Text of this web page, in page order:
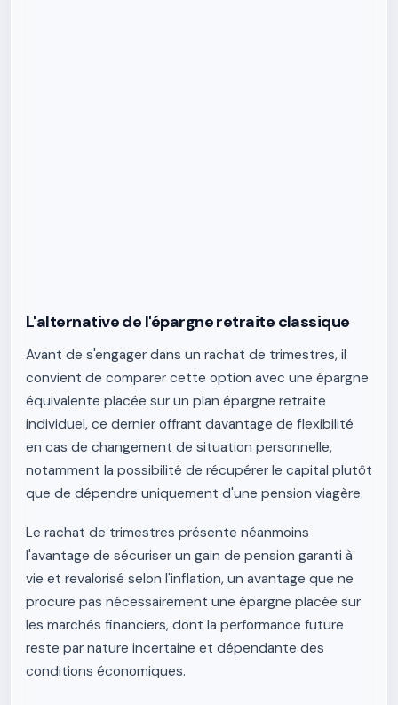
L'alternative de l'épargne retraite classique
Avant de s'engager dans un rachat de trimestres, il
convient de comparer cette option avec une épargne
équivalente placée sur un plan épargne retraite
individuel, ce dernier offrant davantage de flexibilité
en cas de changement de situation personnelle,
notamment la possibilité de récupérer le capital plutôt
que de dépendre uniquement d'une pension viagère.
Le rachat de trimestres présente néanmoins
l'avantage de sécuriser un gain de pension garanti à
vie et revalorisé selon l'inflation, un avantage que ne
procure pas nécessairement une épargne placée sur
les marchés financiers, dont la performance future
reste par nature incertaine et dépendante des
conditions économiques.